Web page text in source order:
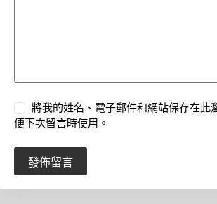
將我的姓名、電子郵件和網站保存在此
便下次留言時使用。
發佈留言